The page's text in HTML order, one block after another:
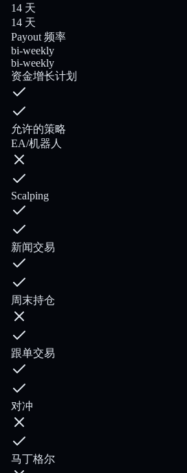
14 天
14 天
Payout 频率
bi-weekly
bi-weekly
资金增长计划
允许的策略
EA/机器人
Scalping
新闻交易
周末持仓
跟单交易
对冲
马丁格尔